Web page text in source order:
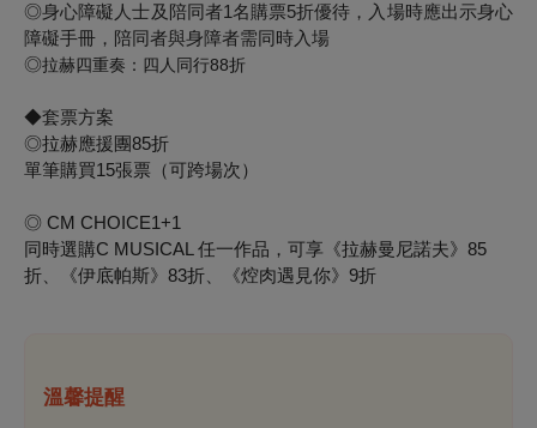
◎身心障礙人士及陪同者1名購票5折優待，入場時應出示身心
障礙手冊，陪同者與身障者需同時入場
◎拉赫四重奏： 四人同行88折
◆套票方案
◎拉赫應援團85折
單筆購買15張票（可跨場次）
◎ CM CHOICE1+1
同時選購C MUSICAL 任一作品，可享《拉赫曼尼諾夫》85
折、《伊底帕斯》83折、《焢肉遇見你》9折
溫馨提醒